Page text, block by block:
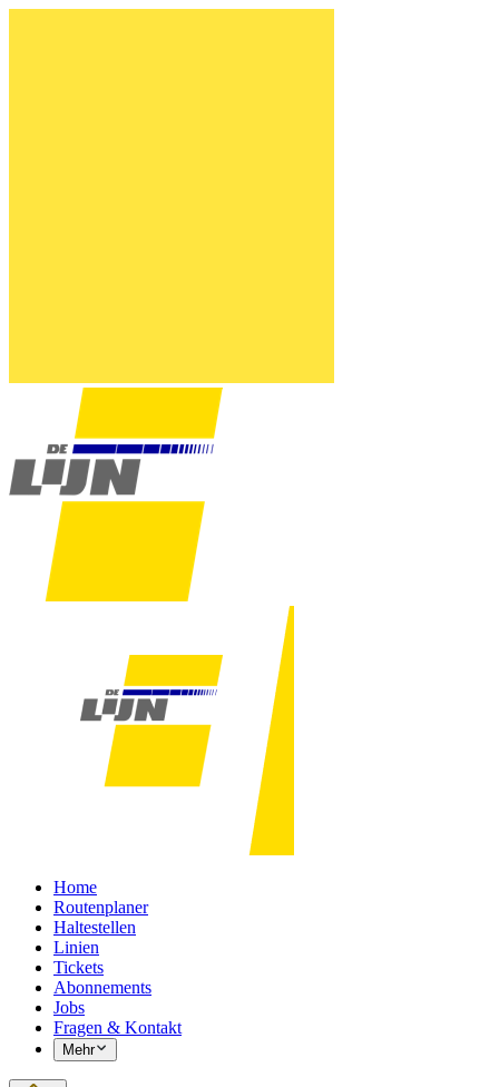
Home
Routenplaner
Haltestellen
Linien
Tickets
Abonnements
Jobs
Fragen & Kontakt
Mehr